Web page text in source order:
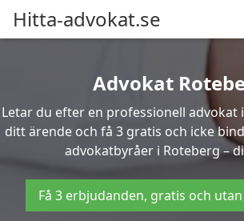
Hitta-advokat.se
Advokat
Letar du efter en professionell advokat
ditt ärende och få 3 gratis och icke
advokatbyråer i Roteberg –
Få 3 erbjudanden, gratis och